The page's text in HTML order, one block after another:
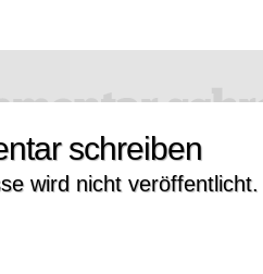
schreiben
wird nicht veröffentlicht.